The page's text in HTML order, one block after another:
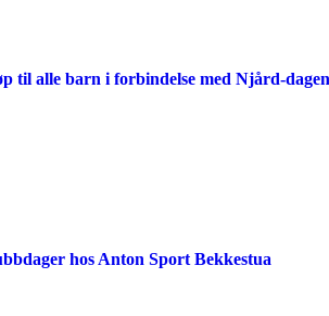
til alle barn i forbindelse med Njård-dagen
hos Anton Sport Bekkestua